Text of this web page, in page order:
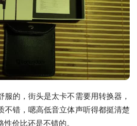
服的，街头是太卡不需要用转换器，
不错，嗯高低音立体声听得都挺清楚
价比还是不错的。